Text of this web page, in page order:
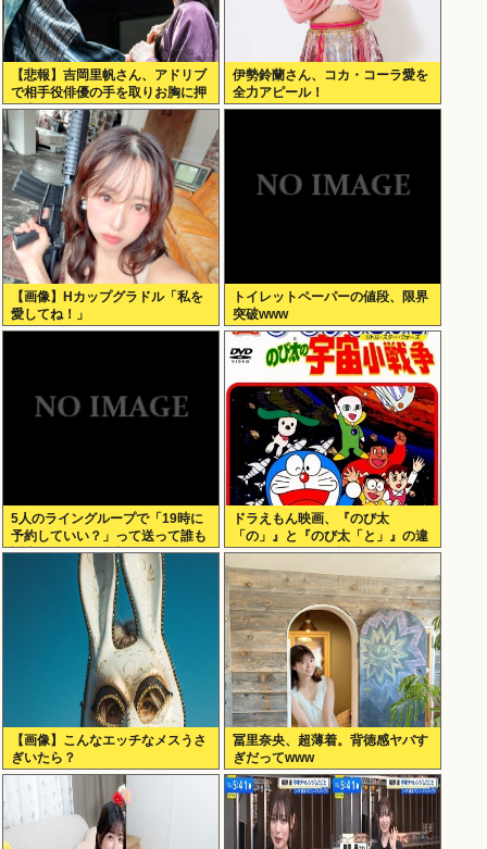
【悲報】吉岡里帆さん、アドリブ
で相手役俳優の手を取りお胸に押
し当てる（画像あり）
伊勢鈴蘭さん、コカ・コーラ愛を
全力アピール！
【画像】Hカップグラドル「私を
愛してね！」
トイレットペーパーの値段、限界
突破www
5人のライングループで「19時に
予約していい？」って送って誰も
返事しないから無視でいいよね？
ドラえもん映画、『のび太
「の」』と『のび太「と」』の違
いがわからないと話題に
【画像】こんなエッチなメスうさ
ぎいたら？
冨里奈央、超薄着。背徳感ヤバす
ぎだってwww